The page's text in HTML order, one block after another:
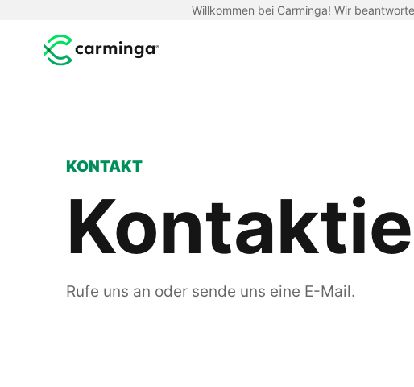
Willkommen bei Carminga! Wir
KONTAKT
Rufe uns an oder sende uns eine E-Mail.